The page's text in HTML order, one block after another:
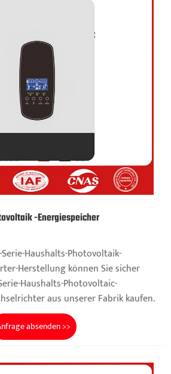
-Energiespeicher
Haushalts-Photovoltaik-
Herstellung können Sie sicher
Haushalts-Photovoltaic-
aus unserer Fabrik kaufen.
absenden >>